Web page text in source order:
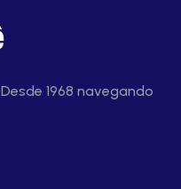
1968 navegando